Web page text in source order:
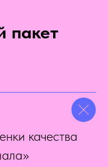
пакет
качества